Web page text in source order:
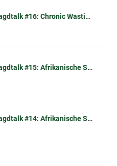
Jagd Podcast Jagdtalk #16: Chronic Wasting Disease (CWD): Chronische Auszehrungskrankheit beim Schalenwild – Fakten, Symptome, Diagnose und was Jäger jetzt wissen sollten
Jagd Podcast Jagdtalk #15: Afrikanische Schweinepest (ASP): Prof. Dr. Carola Sauter-Louis (FLI) im Gespräch
Jagd Podcast Jagdtalk #14: Afrikanische Schweinepest (ASP): Biosicherheit und effektive Desinfektion